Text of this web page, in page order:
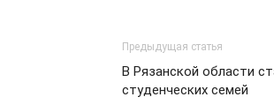
Предыдущая статья
В Рязанской области
студенческих семей